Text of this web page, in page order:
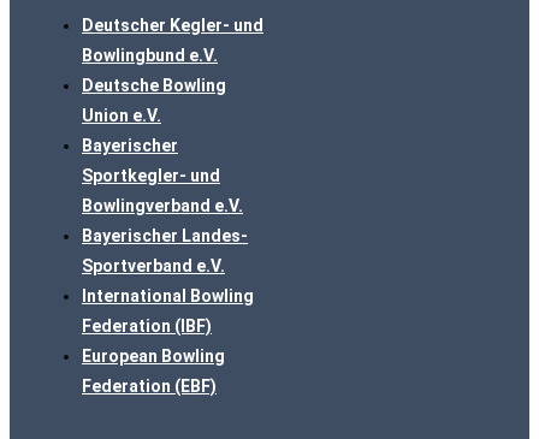
Deutscher Kegler- und
Bowlingbund e.V.
Deutsche Bowling
Union e.V.
Bayerischer
Sportkegler- und
Bowlingverband e.V.
Bayerischer Landes-
Sportverband e.V.
International Bowling
Federation (IBF)
European Bowling
Federation (EBF)